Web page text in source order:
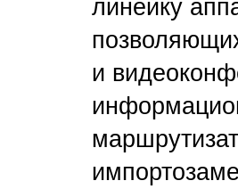
линейку
и